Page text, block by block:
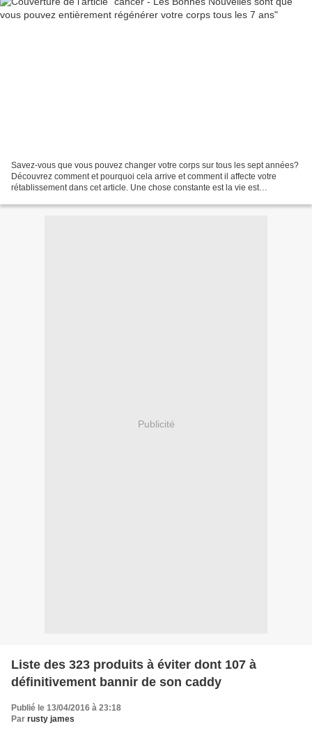
Savez-vous que vous pouvez changer votre corps sur tous les sept années?
Découvrez comment et pourquoi cela arrive et comment il affecte votre
rétablissement dans cet article. Une chose constante est la vie est
Publicité
Liste des 323 produits à éviter dont 107 à
définitivement bannir de son caddy
Publié le 13/04/2016 à 23:18
Par rusty james